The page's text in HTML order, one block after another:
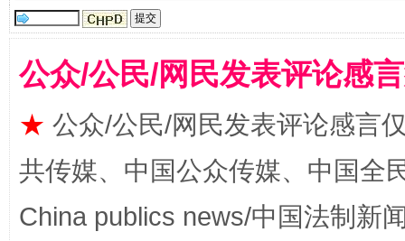
揭开“小金库”的免责幌子
公众/公民/网民发表评论感
★ 公众/公民/网民发表评论感言
共传媒、中国公众传媒、中国全
China publics news/中国法制新